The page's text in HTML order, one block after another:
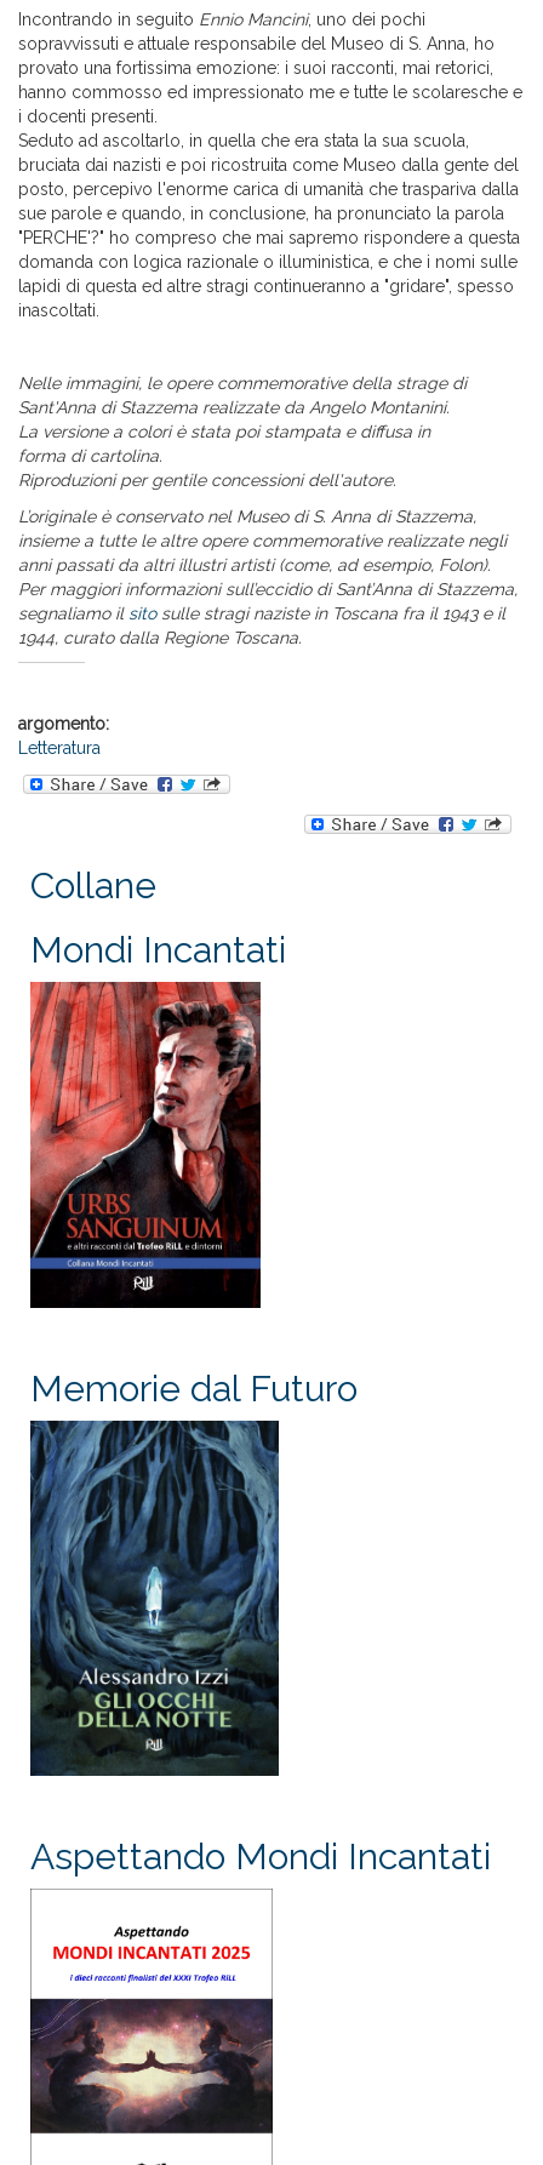
Incontrando in seguito Ennio Mancini, uno dei pochi
sopravvissuti e attuale responsabile del Museo di S. Anna, ho
provato una fortissima emozione: i suoi racconti, mai retorici,
hanno commosso ed impressionato me e tutte le scolaresche e
i docenti presenti.
Seduto ad ascoltarlo, in quella che era stata la sua scuola,
bruciata dai nazisti e poi ricostruita come Museo dalla gente del
posto, percepivo l'enorme carica di umanità che traspariva dalla
sue parole e quando, in conclusione, ha pronunciato la parola
"PERCHE'?" ho compreso che mai sapremo rispondere a questa
domanda con logica razionale o illuministica, e che i nomi sulle
lapidi di questa ed altre stragi continueranno a "gridare", spesso
inascoltati.
Nelle immagini, le opere commemorative della strage di
Sant'Anna di Stazzema realizzate da Angelo Montanini.
La versione a colori è stata poi stampata e diffusa in
forma di cartolina.
Riproduzioni per gentile concessioni dell'autore.
L’originale è conservato nel Museo di S. Anna di Stazzema,
insieme a tutte le altre opere commemorative realizzate negli
anni passati da altri illustri artisti (come, ad esempio, Folon).
Per maggiori informazioni sull’eccidio di Sant’Anna di Stazzema,
segnaliamo il sitosulle stragi naziste in Toscana fra il 1943 e il
1944, curato dalla Regione Toscana.
argomento:
Letteratura
Collane
Mondi Incantati
Memorie dal Futuro
Aspettando Mondi Incantati